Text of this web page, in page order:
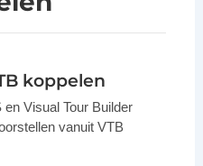
koppelen
Visual Tour Builder
vanuit VTB